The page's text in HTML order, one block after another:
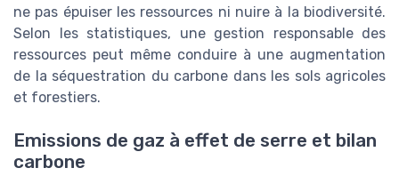
ne pas épuiser les ressources ni nuire à la biodiversité.
Selon les statistiques, une gestion responsable des
ressources peut même conduire à une augmentation
de la séquestration du carbone dans les sols agricoles
et forestiers.
Emissions de gaz à effet de serre et bilan
carbone